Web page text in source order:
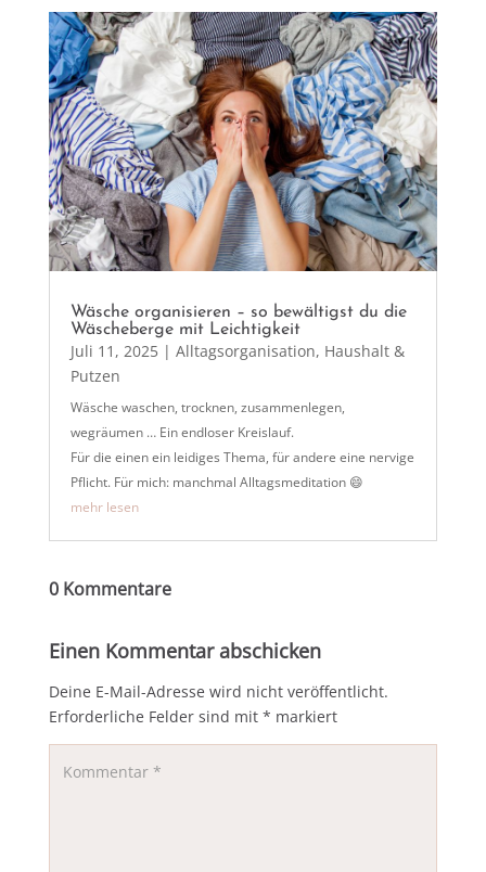
Wäsche organisieren – so bewältigst du die
Wäscheberge mit Leichtigkeit
Juli 11, 2025| Alltagsorganisation, Haushalt &
Putzen
Wäsche waschen, trocknen, zusammenlegen,
wegräumen … Ein endloser Kreislauf.
Für die einen ein leidiges Thema, für andere eine nervige
Pflicht. Für mich: manchmal Alltagsmeditation 😄
mehr lesen
0 Kommentare
Einen Kommentar abschicken
Deine E-Mail-Adresse wird nicht veröffentlicht.
Erforderliche Felder sind mit * markiert